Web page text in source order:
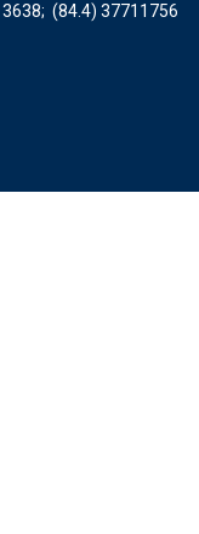
(84.4) 37711756